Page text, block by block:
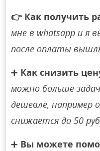
👉 Как получить
мне в whatsapp и я
после оплаты
➕ Как снизить
можно больше
дешевле, например
снижается до 50
➕ Вы можете